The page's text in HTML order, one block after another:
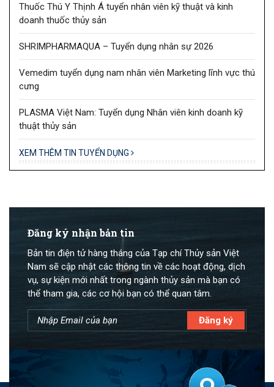
Thuốc Thú Y Thịnh Á tuyển nhân viên kỹ thuật và kinh
doanh thuốc thủy sản
SHRIMPHARMAQUA – Tuyển dụng nhân sự 2026
Vemedim tuyển dụng nam nhân viên Marketing lĩnh vực thú
cưng
PLASMA Việt Nam: Tuyển dụng Nhân viên kinh doanh kỹ
thuật thủy sản
XEM THÊM TIN TUYỂN DỤNG
Đăng ký nhận bản tin
Bản tin điện tử hàng tháng của Tạp chí Thủy sản Việt
Nam sẽ cập nhật các thông tin về các hoạt động, dịch
vụ, sự kiện mới nhất trong ngành thủy sản mà bạn có
thể tham gia, các cơ hội bạn có thể quan tâm.